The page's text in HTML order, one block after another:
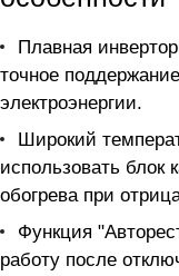
Плавная
точное
электроэнергии.
Широкий
использовать блок
обогрева при
Функция
работу после